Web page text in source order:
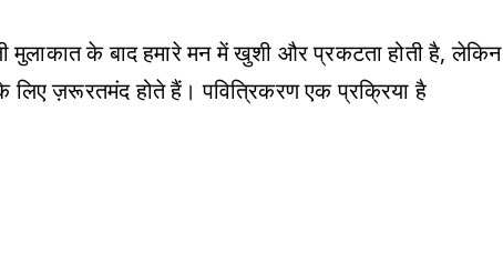
के बाद हमारे मन में खुशी और प्रकटता होती है, लेकिन
लिए ज़रूरतमंद होते हैं। पवित्रिकरण एक प्रक्रिया है